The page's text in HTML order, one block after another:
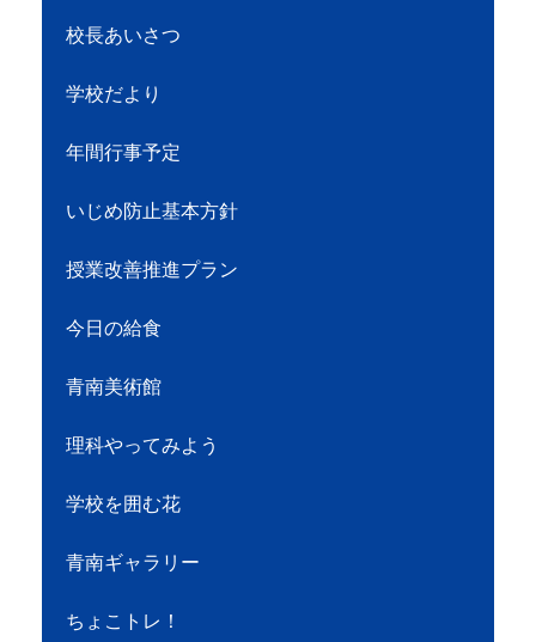
校長あいさつ
学校だより
年間行事予定
いじめ防止基本方針
授業改善推進プラン
今日の給食
青南美術館
理科やってみよう
学校を囲む花
青南ギャラリー
ちょこトレ！